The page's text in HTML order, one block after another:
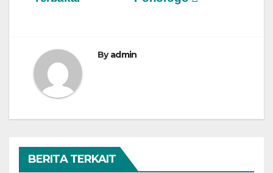
Byadmin
BERITA TERKAIT